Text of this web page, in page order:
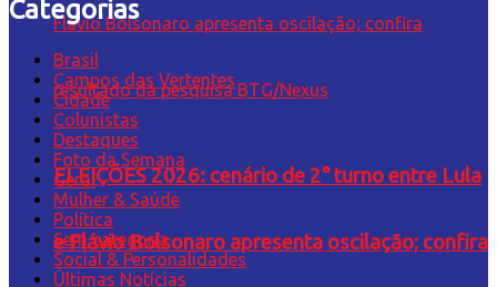
ELEIÇÕES 2026: cenário de 2° turno entre Lula
e Flávio Bolsonaro apresenta oscilação; confira
Categorias
Brasil
Campos das Vertentes
Cidade
Colunistas
Destaques
Foto da Semana
Geral
Mulher & Saúde
Política
Sem categoria
Social & Personalidades
Últimas Notícias